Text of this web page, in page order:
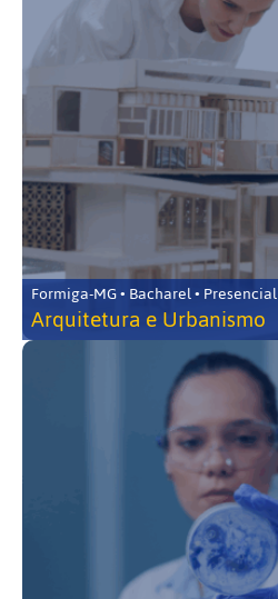
Formiga-MG • Bacharel • Presencial
Arquitetura e Urbanismo